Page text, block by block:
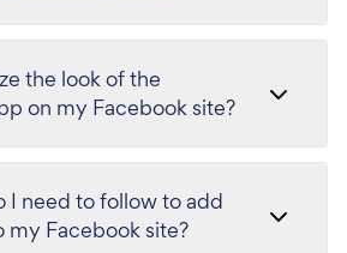
the look of the
on my Facebook site?
I need to follow to add
my Facebook site?